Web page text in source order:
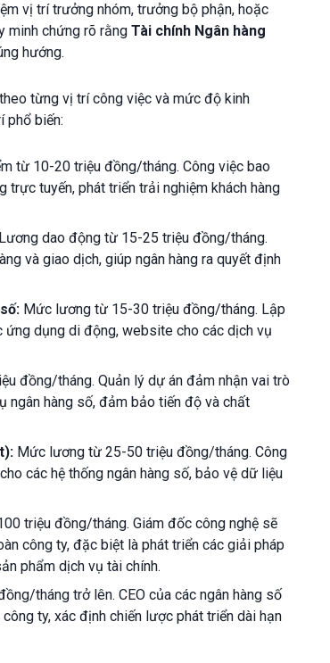
vị trí trưởng nhóm, trưởng bộ phận, hoặc
minh chứng rõ rằng Tài chính Ngân hàng
hướng.
từng vị trí công việc và mức độ kinh
phổ biến:
từ 10-20 triệu đồng/tháng. Công việc bao
trực tuyến, phát triển trải nghiệm khách hàng
Lương dao động từ 15-25 triệu đồng/tháng.
và giao dịch, giúp ngân hàng ra quyết định
Mức lương từ 15-30 triệu đồng/tháng. Lập
ứng dụng di động, website cho các dịch vụ
đồng/tháng. Quản lý dự án đảm nhận vai trò
ngân hàng số, đảm bảo tiến độ và chất
Mức lương từ 25-50 triệu đồng/tháng. Công
các hệ thống ngân hàng số, bảo vệ dữ liệu
triệu đồng/tháng. Giám đốc công nghệ sẽ
công ty, đặc biệt là phát triển các giải pháp
phẩm dịch vụ tài chính.
tháng trở lên. CEO của các ngân hàng số
ty, xác định chiến lược phát triển dài hạn